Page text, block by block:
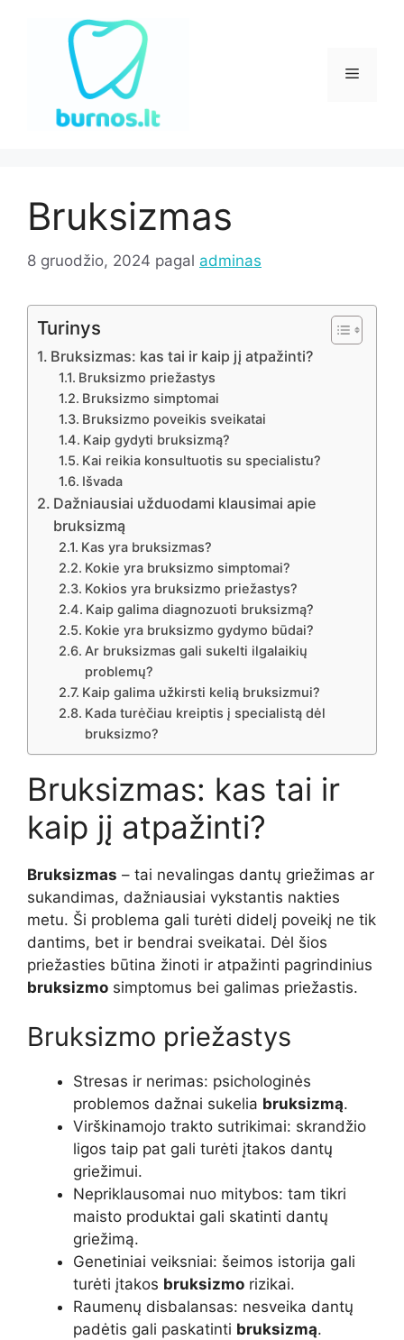
Meniu
Bruksizmas
8 gruodžio, 2024 pagal adminas
Turinys
Bruksizmas: kas tai ir kaip jį atpažinti?
Bruksizmo priežastys
Bruksizmo simptomai
Bruksizmo poveikis sveikatai
Kaip gydyti bruksizmą?
Kai reikia konsultuotis su specialistu?
Išvada
Dažniausiai užduodami klausimai apie
bruksizmą
Kas yra bruksizmas?
Kokie yra bruksizmo simptomai?
Kokios yra bruksizmo priežastys?
Kaip galima diagnozuoti bruksizmą?
Kokie yra bruksizmo gydymo būdai?
Ar bruksizmas gali sukelti ilgalaikių
problemų?
Kaip galima užkirsti kelią bruksizmui?
Kada turėčiau kreiptis į specialistą dėl
bruksizmo?
Bruksizmas: kas tai ir
kaip jį atpažinti?
Bruksizmas – tai nevalingas dantų griežimas ar
sukandimas, dažniausiai vykstantis nakties
metu. Ši problema gali turėti didelį poveikį ne tik
dantims, bet ir bendrai sveikatai. Dėl šios
priežasties būtina žinoti ir atpažinti pagrindinius
bruksizmo simptomus bei galimas priežastis.
Bruksizmo priežastys
Stresas ir nerimas: psichologinės
problemos dažnai sukelia bruksizmą.
Virškinamojo trakto sutrikimai: skrandžio
ligos taip pat gali turėti įtakos dantų
griežimui.
Nepriklausomai nuo mitybos: tam tikri
maisto produktai gali skatinti dantų
griežimą.
Genetiniai veiksniai: šeimos istorija gali
turėti įtakos bruksizmo rizikai.
Raumenų disbalansas: nesveika dantų
padėtis gali paskatinti bruksizmą.